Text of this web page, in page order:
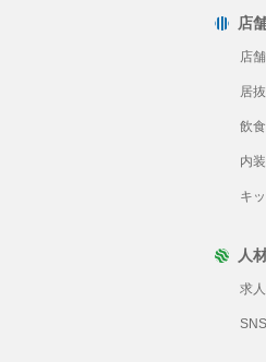
店
店
居
飲
内
キ
人
求